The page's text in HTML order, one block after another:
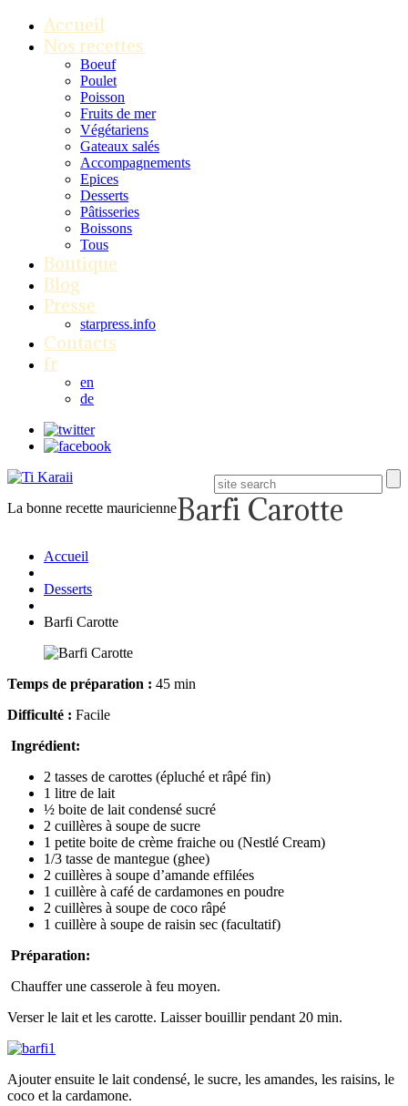
Accueil
Nos recettes
Boeuf
Poulet
Poisson
Fruits de mer
Végétariens
Gateaux salés
Accompagnements
Epices
Desserts
Pâtisseries
Boissons
Tous
Boutique
Blog
Presse
starpress.info
Contacts
fr
en
de
La bonne recette mauricienneBarfi Carotte
Accueil
Desserts
Barfi Carotte
Temps de préparation : 45 min
Difficulté : Facile
Ingrédient:
2 tasses de carottes (épluché et râpé fin)
1 litre de lait
½ boite de lait condensé sucré
2 cuillères à soupe de sucre
1 petite boite de crème fraiche ou (Nestlé Cream)
1/3 tasse de mantegue (ghee)
2 cuillères à soupe d’amande effilées
1 cuillère à café de cardamones en poudre
2 cuillères à soupe de coco râpé
1 cuillère à soupe de raisin sec (facultatif)
Préparation:
Chauffer une casserole à feu moyen.
Verser le lait et les carotte. Laisser bouillir pendant 20 min.
Ajouter ensuite le lait condensé, le sucre, les amandes, les raisins, le
coco et la cardamone.